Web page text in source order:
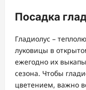
Посадка
Гладиолус –
луковицы в
ежегодно их
сезона. Чтобы
цветением, важно